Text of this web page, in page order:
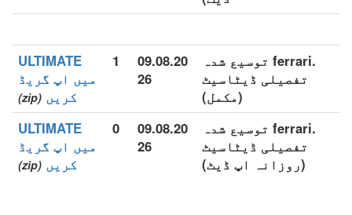
.ferrari توسیع شدہ
تفصیلی ڈیٹاسیٹ
(مکمل)
09.08.20
26
1
ULTIMATE
میں اپ گریڈ
کریں (zip)
.ferrari توسیع شدہ
تفصیلی ڈیٹاسیٹ
(روزانہ اپ ڈیٹ)
09.08.20
26
0
ULTIMATE
میں اپ گریڈ
کریں (zip)